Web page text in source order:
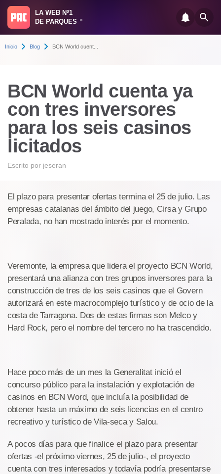
LA WEB Nº1
DE PARQUES
®
Inicio Blog BCN World cuent...
BCN World cuenta ya
con tres inversores
para los seis casinos
licitados
Escrito por jeseran
El plazo para presentar ofertas termina el 25 de julio. Las
empresas catalanas del ámbito del juego, Cirsa y Grupo
Peralada, no han mostrado interés por el momento.
Veremonte, la empresa que lidera el proyecto BCN World,
presentará una alianza con tres grupos inversores para la
construcción de tres de los seis casinos que el Govern
autorizará en este macrocomplejo turístico y de ocio de la
costa de Tarragona. Dos de estas firmas son Melco y
Hard Rock, pero el nombre del tercero no ha trascendido.
Hace poco más de un mes la Generalitat inició el
concurso público para la instalación y explotación de
casinos en BCN Word, que incluía la posibilidad de
obtener hasta un máximo de seis licencias en el centro
recreativo y turístico de Vila-seca y Salou.
A pocos días para que finalice el plazo para presentar
ofertas -el próximo viernes, 25 de julio-, el proyecto
cuenta con tres interesados y todavía podría presentarse